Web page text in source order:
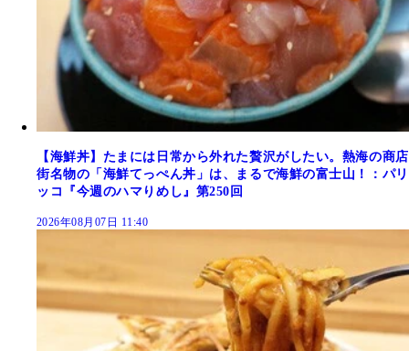
【海鮮丼】たまには日常から外れた贅沢がしたい。熱海の商店
街名物の「海鮮てっぺん丼」は、まるで海鮮の富士山！：パリ
ッコ『今週のハマりめし』第250回
2026年08月07日 11:40